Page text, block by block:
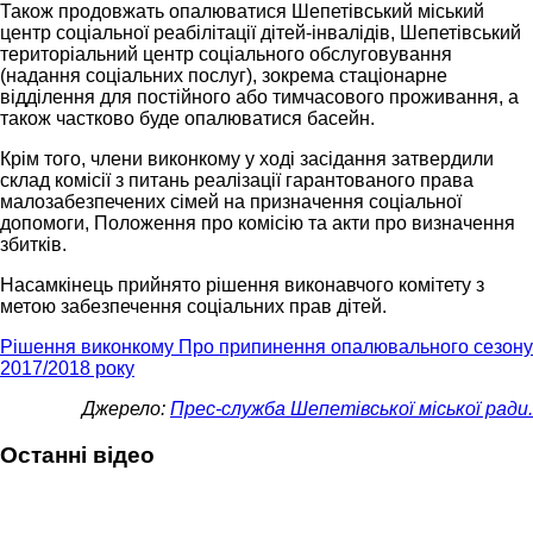
Також продовжать опалюватися Шепетівський міський
центр соціальної реабілітації дітей-інвалідів, Шепетівський
територіальний центр соціального обслуговування
(надання соціальних послуг), зокрема стаціонарне
відділення для постійного або тимчасового проживання, а
також частково буде опалюватися басейн.
Крім того, члени виконкому у ході засідання затвердили
склад комісії з питань реалізації гарантованого права
малозабезпечених сімей на призначення соціальної
допомоги, Положення про комісію та акти про визначення
збитків.
Насамкінець прийнято рішення виконавчого комітету з
метою забезпечення соціальних прав дітей.
Рішення виконкому Про припинення опалювального сезону
2017/2018 року
Джерело: Прес-служба Шепетівської міської ради.
Останні відео